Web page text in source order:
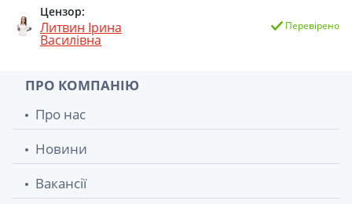
Цензор:
Литвин Ірина
Василівна
Перевірено
ПРО КОМПАНІЮ
Про нас
Новини
Вакансії